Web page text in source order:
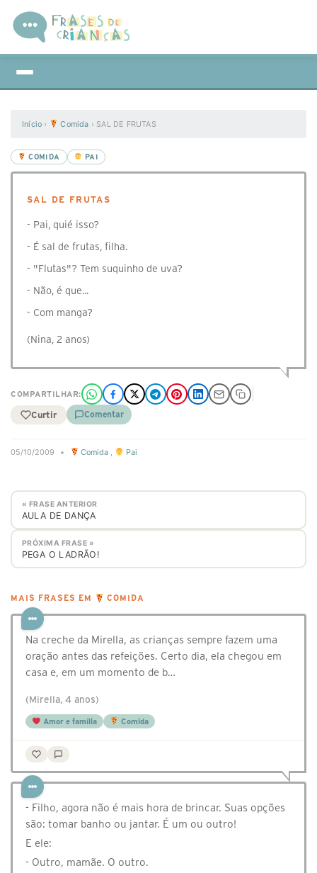
Início › Comida › SAL DE FRUTAS
COMIDA PAI
SAL DE FRUTAS
- Pai, quié isso?
- É sal de frutas, filha.
- "Flutas"? Tem suquinho de uva?
- Não, é que...
- Com manga?
(Nina, 2 anos)
COMPARTILHAR:
Curtir Comentar
05/10/2009 • Comida , Pai
« FRASE ANTERIOR
AULA DE DANÇA
PRÓXIMA FRASE »
PEGA O LADRÃO!
MAIS FRASES EM COMIDA
Na creche da Mirella, as crianças sempre fazem uma
oração antes das refeições. Certo dia, ela chegou em
casa e, em um momento de b…
(Mirella, 4 anos)
Amor e família Comida
- Filho, agora não é mais hora de brincar. Suas opções
são: tomar banho ou jantar. É um ou outro!
E ele:
- Outro, mamãe. O outro.